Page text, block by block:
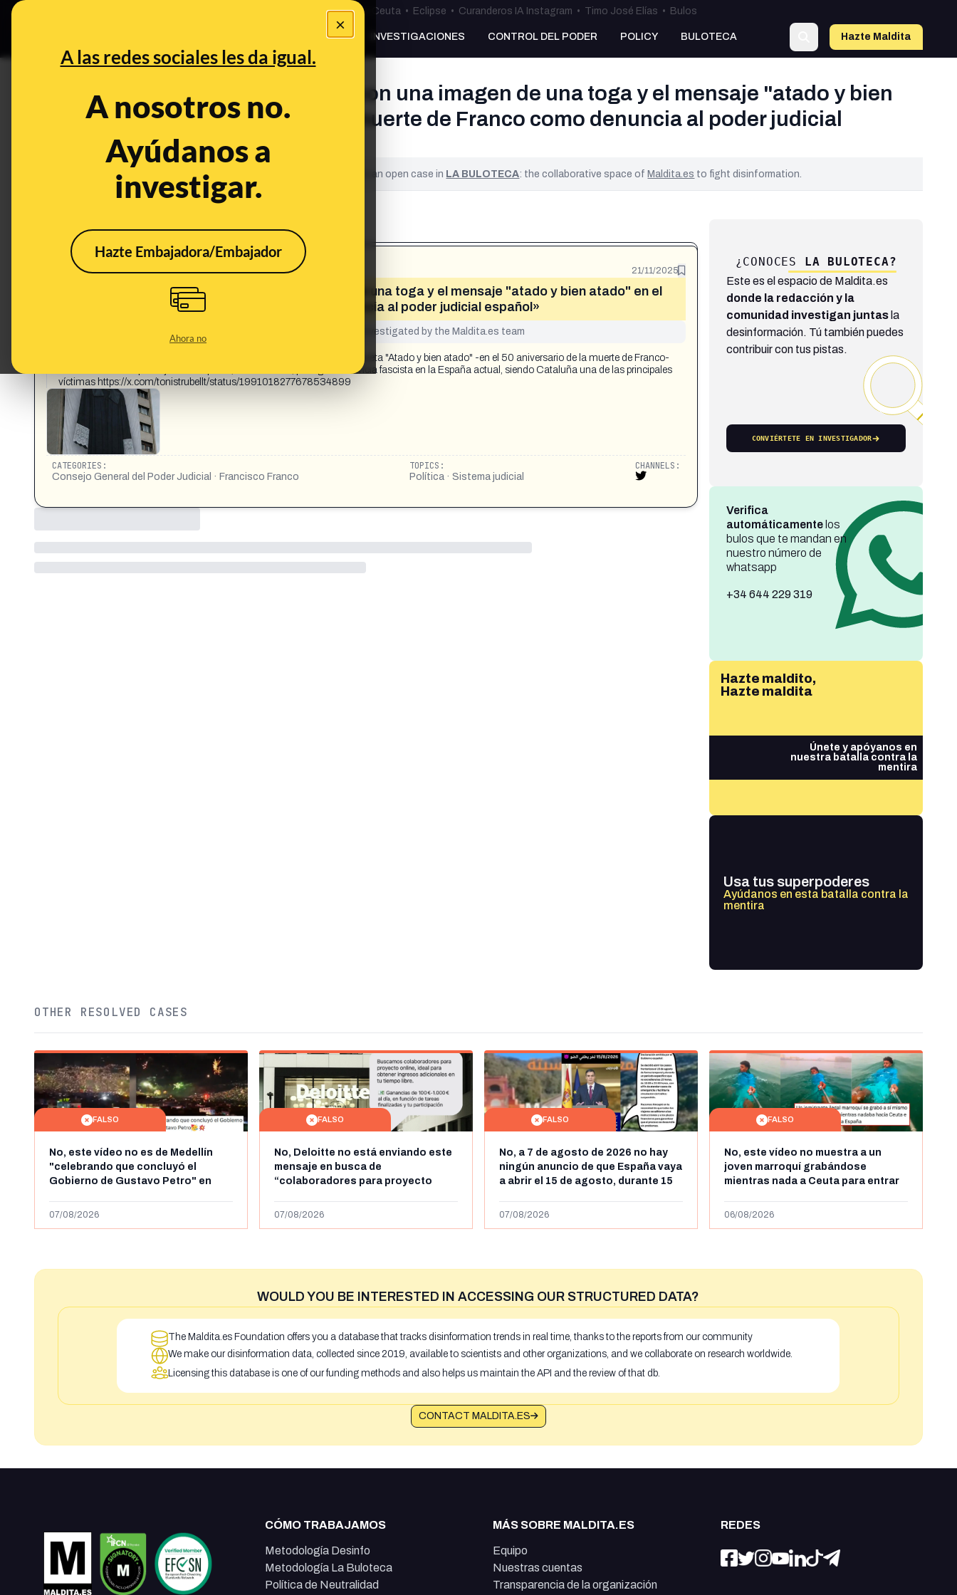
×
A las redes sociales les da igual.
A nosotros no.
Ayúdanos a
investigar.
Hazte Embajadora/Embajador
Ahora no
Especial Ceuta•Bulos Ceuta • Eclipse • Curanderos IA Instagram • Timo José Elías • Bulos
PREBUNKING INVESTIGACIONES CONTROL DEL PODER POLICY BULOTECA Hazte Maldita
¿Cuelgan en un edifico una lona con una imagen de una toga y el mensaje "atado y bien
atado" en el 50 aniversario de la muerte de Franco como denuncia al poder judicial
español?
This content has NOT yet been verified. It is an open case in LA BULOTECA: the collaborative space ofMaldita.es to fight disinformation.
OPEN CASE
What's being said: 21/11/2025
«Cuelgan en un edifico una lona con una imagen de una toga y el mensaje "atado y bien atado" en el
50 aniversario de la muerte de Franco como denuncia al poder judicial español»
This content has not yet been investigated by the Maldita.es team
ATADO Y BIEN ATADO. 20/11/1975 Un enorme traje de juez con la etiqueta "Atado y bien atado" -en el 50 aniversario de la muerte de Franco-
denuncia cómo el poder judicial español, afín a Franco, protege la herencia fascista en la España actual, siendo Cataluña una de las principales
víctimas https://x.com/tonistrubellt/status/1991018277678534899
CATEGORIES:
Consejo General del Poder Judicial · Francisco Franco
TOPICS:
Política · Sistema judicial
CHANNELS:
¿CONOCES LA BULOTECA?
Este es el espacio de Maldita.es
donde la redacción y la
comunidad investigan juntasla
desinformación. Tú también puedes
contribuir con tus pistas.
CONVIÉRTETE EN INVESTIGADOR
Verifica
automáticamentelos
bulos que te mandan en
nuestro número de
whatsapp
+34 644 229 319
Hazte maldito,
Hazte maldita
Únete y apóyanos en
nuestra batalla contra la
mentira
Usa tus superpoderes
Ayúdanos en esta batalla contra la
mentira
OTHER RESOLVED CASES
FALSO
No, este vídeo no es de Medellín
"celebrando que concluyó el
Gobierno de Gustavo Petro" en
de 2024
07/08/2026
FALSO
No, Deloitte no está enviando este
mensaje en busca de
“colaboradores para proyecto
1.000 euros al día: es un timo
07/08/2026
FALSO
No, a 7 de agosto de 2026 no hay
ningún anuncio de que España vaya
a abrir el 15 de agosto, durante 15
y Ceuta
07/08/2026
FALSO
No, este vídeo no muestra a un
joven marroquí grabándose
mientras nada a Ceuta para entrar
más de 450km de Ceuta y el autor lo
06/08/2026
WOULD YOU BE INTERESTED IN ACCESSING OUR STRUCTURED DATA?
The Maldita.es Foundation offers you a database that tracks disinformation trends in real time, thanks to the reports from our community
We make our disinformation data, collected since 2019, available to scientists and other organizations, and we collaborate on research worldwide.
Licensing this database is one of our funding methods and also helps us maintain the API and the review of that db.
CONTACT MALDITA.ES
CÓMO TRABAJAMOS
Metodología Desinfo
Metodología La Buloteca
Política de Neutralidad
MÁS SOBRE MALDITA.ES
Equipo
Nuestras cuentas
Transparencia de la organización
REDES